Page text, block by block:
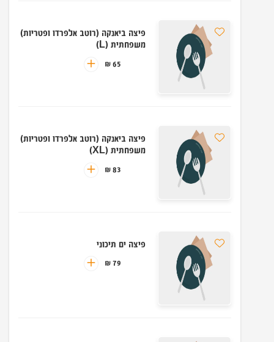
פיצה ביאנקה (רוטב אלפרדו ופטריות)
משפחתית (L)
65 ₪
פיצה ביאנקה (רוטב אלפרדו ופטריות)
משפחתית (XL)
83 ₪
פיצה ים תיכוני
79 ₪